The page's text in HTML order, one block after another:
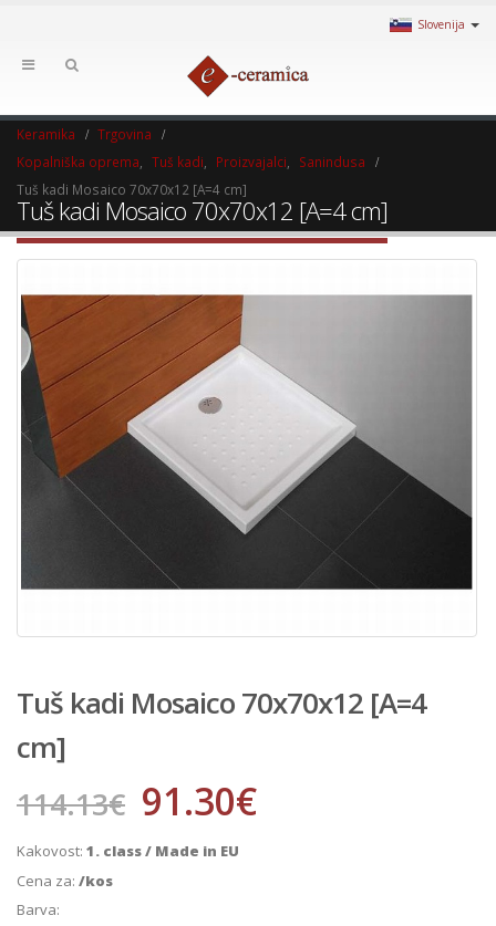
Slovenija
Keramika
Trgovina
Kopalniška oprema
Tuš kadi Proizvajalci
Sanindusa
Tuš kadi Mosaico 70x70x12 [A=4 cm]
Tuš kadi Mosaico 70x70x12 [A=4 cm]
Tuš kadi Mosaico 70x70x12 [A=4
cm]
114.13€ 91.30€
Kakovost: 1. class / Made in EU
Cena za: /kos
Barva: